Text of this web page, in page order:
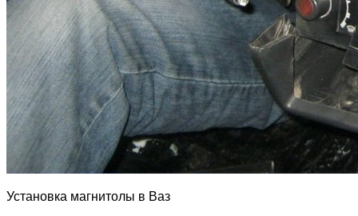
Установка магнитолы в Ваз